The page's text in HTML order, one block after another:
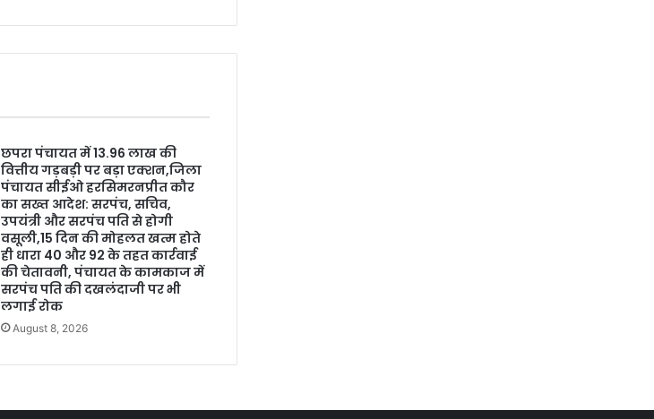
छपरा पंचायत में 13.96 लाख की
वित्तीय गड़बड़ी पर बड़ा एक्शन,जिला
पंचायत सीईओ हरसिमरनप्रीत कौर
का सख्त आदेश: सरपंच, सचिव,
उपयंत्री और सरपंच पति से होगी
वसूली,15 दिन की मोहलत खत्म होते
ही धारा 40 और 92 के तहत कार्रवाई
की चेतावनी, पंचायत के कामकाज में
सरपंच पति की दखलंदाजी पर भी
लगाई रोक
August 8, 2026